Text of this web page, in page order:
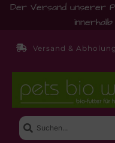
Der Versand unserer
Versand & Abholung